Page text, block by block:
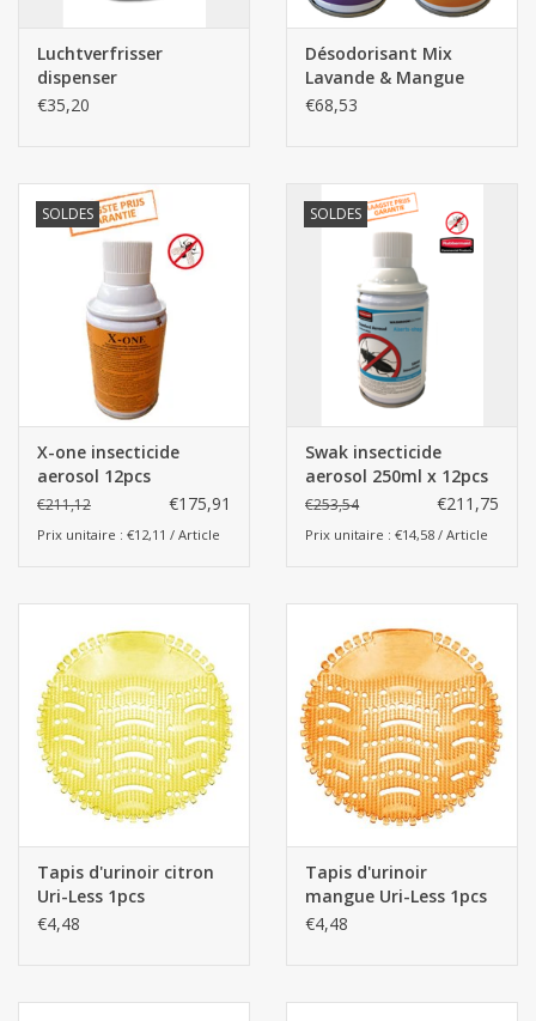
Luchtverfrisser
dispenser
€35,20
Désodorisant Mix
Lavande & Mangue
12x243ml
€68,53
SOLDES
X-one insecticide
aerosol 12pcs
€211,12 €175,91
Prix unitaire : €12,11 / Article
SOLDES
Swak insecticide
aerosol 250ml x 12pcs
(boîte)
€253,54 €211,75
Prix unitaire : €14,58 / Article
Tapis d'urinoir citron
Uri-Less 1pcs
€4,48
Tapis d'urinoir
mangue Uri-Less 1pcs
€4,48